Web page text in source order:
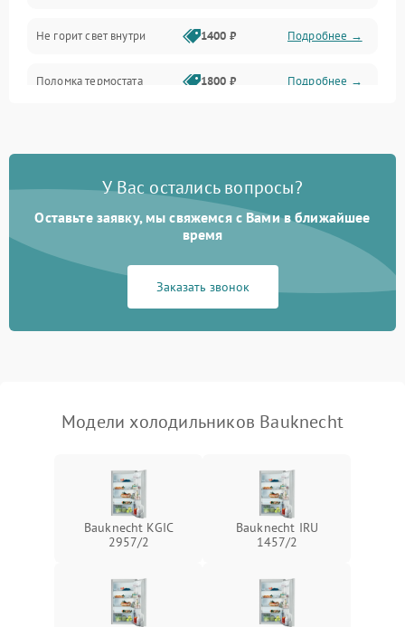
Не горит свет внутри 1400 ₽ Подробнее →
Поломка термостата 1800 ₽ Подробнее →
Образование конденсата
1800 ₽ Подробнее →
Сбой в работе инвертора
работе
2000 ₽ Подробнее →
У Вас остались вопросы?
Оставьте заявку, мы свяжемся с Вами в ближайшее
время
Заказать звонок
Модели холодильников Bauknecht
Bauknecht KGIC
2957/2
Bauknecht IRU
1457/2